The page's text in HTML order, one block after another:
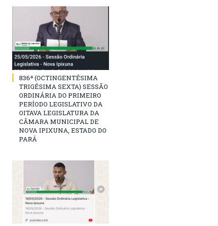
836ª (OCTINGENTÉSIMA
TRIGÉSIMA SEXTA) SESSÃO
ORDINÁRIA DO PRIMEIRO
PERÍODO LEGISLATIVO DA
OITAVA LEGISLATURA DA
CÂMARA MUNICIPAL DE
NOVA IPIXUNA, ESTADO DO
PARÁ